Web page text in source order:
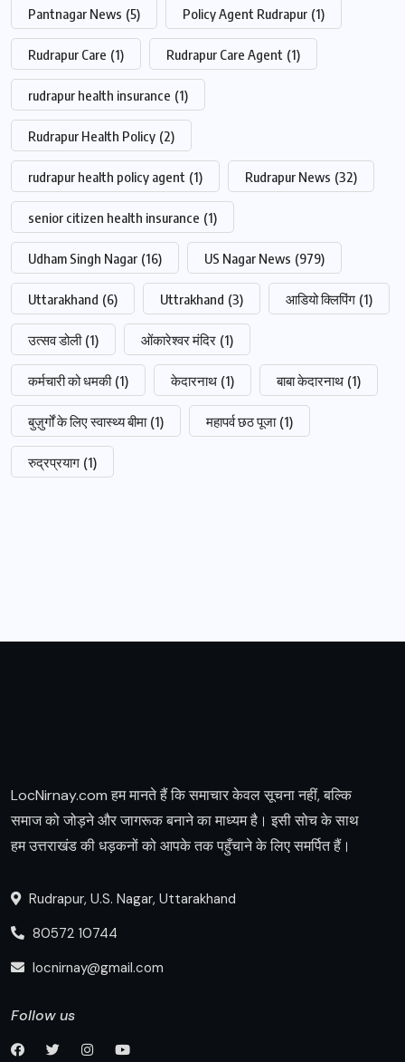
Pantnagar News (5) Policy Agent Rudrapur (1)
Rudrapur Care (1) Rudrapur Care Agent (1)
rudrapur health insurance (1)
Rudrapur Health Policy (2)
rudrapur health policy agent (1) Rudrapur News (32)
senior citizen health insurance (1)
Udham Singh Nagar (16) US Nagar News (979)
Uttarakhand (6) Uttrakhand (3) आडियो क्लिपिंग (1)
उत्सव डोली (1) ओंकारेश्वर मंदिर (1)
कर्मचारी को धमकी (1) केदारनाथ (1) बाबा केदारनाथ (1)
बुज़ुर्गों के लिए स्वास्थ्य बीमा (1) महापर्व छठ पूजा (1)
रुद्रप्रयाग (1)
LocNirnay.com हम मानते हैं कि समाचार केवल सूचना नहीं, बल्कि
समाज को जोड़ने और जागरूक बनाने का माध्यम है। इसी सोच के साथ
हम उत्तराखंड की धड़कनों को आपके तक पहुँचाने के लिए समर्पित हैं।
Rudrapur, U.S. Nagar, Uttarakhand
80572 10744
locnirnay@gmail.com
Follow us